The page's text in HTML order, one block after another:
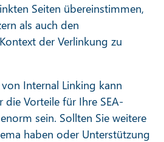
Seiten übereinstimmen,
als auch den
der Verlinkung zu
Internal Linking kann
die Vorteile für Ihre SEA-
sein. Sollten Sie weitere
haben oder Unterstützung